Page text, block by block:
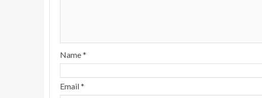
Name*
Email*